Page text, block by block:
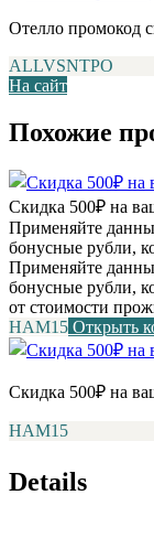
Отелло промокод
ALLVSNTPO
На сайт
Похожие
Скидка 500₽ на
Применяйте
бонусные рубли,
Применяйте
бонусные рубли,
от стоимости
НАМ15 Открыть
Скидка 500₽ на
НАМ15
Details